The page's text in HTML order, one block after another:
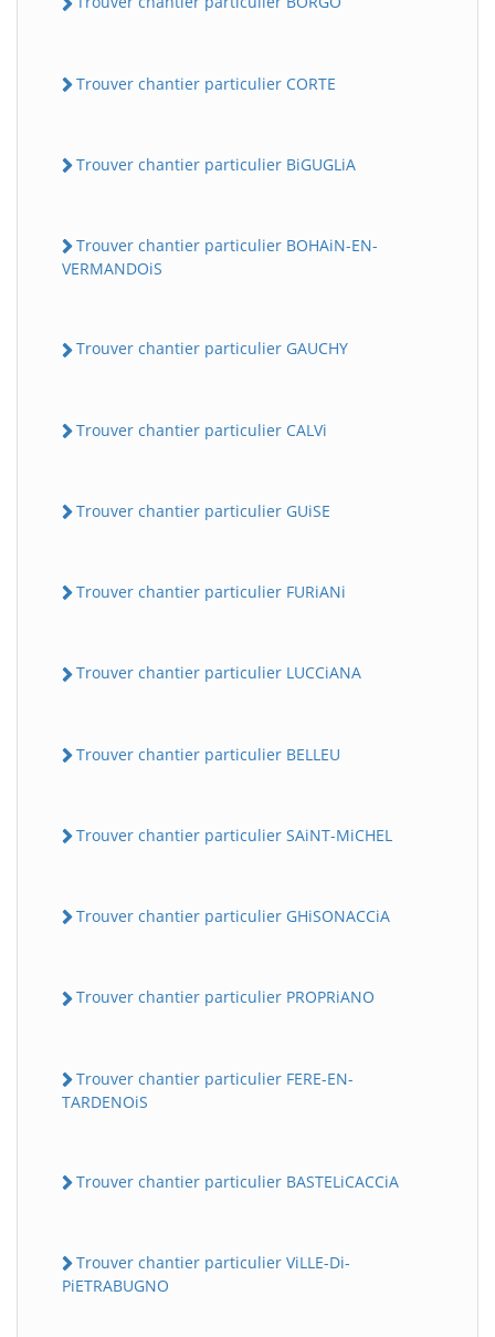
Trouver chantier particulier CORTE
Trouver chantier particulier BiGUGLiA
Trouver chantier particulier BOHAiN-EN-
VERMANDOiS
Trouver chantier particulier GAUCHY
Trouver chantier particulier CALVi
Trouver chantier particulier GUiSE
Trouver chantier particulier FURiANi
Trouver chantier particulier LUCCiANA
Trouver chantier particulier BELLEU
Trouver chantier particulier SAiNT-MiCHEL
Trouver chantier particulier GHiSONACCiA
Trouver chantier particulier PROPRiANO
Trouver chantier particulier FERE-EN-
TARDENOiS
Trouver chantier particulier BASTELiCACCiA
Trouver chantier particulier ViLLE-Di-
PiETRABUGNO